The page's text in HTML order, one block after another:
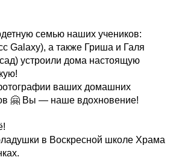
семью наших учеников:
Galaxy), а также Гриша и Галя
устроили дома настоящую
ваших домашних
🤗 Вы — наше вдохновение!
в Воскресной школе Храма